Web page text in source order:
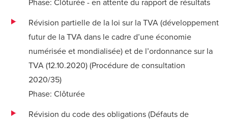
Révision partielle de la loi sur la TVA (développement
futur de la TVA dans le cadre d’une économie
numérisée et mondialisée) et de l’ordonnance sur la
TVA (12.10.2020) (Procédure de consultation
2020/35)
Phase: Clôturée
Révision du code des obligations (Défauts de